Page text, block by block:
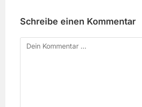
Schreibe einen Kommentar